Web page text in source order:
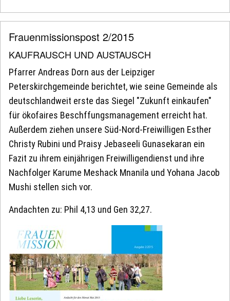
Frauenmissionspost 2/2015
KAUFRAUSCH UND AUSTAUSCH
Pfarrer Andreas Dorn aus der Leipziger
Peterskirchgemeinde berichtet, wie seine Gemeinde als
deutschlandweit erste das Siegel "Zukunft einkaufen"
für ökofaires Beschffungsmanagement erreicht hat.
Außerdem ziehen unsere Süd-Nord-Freiwilligen Esther
Christy Rubini und Praisy Jebaseeli Gunasekaran ein
Fazit zu ihrem einjährigen Freiwilligendienst und ihre
Nachfolger Karume Meshack Mnanila und Yohana Jacob
Mushi stellen sich vor.
Andachten zu: Phil 4,13 und Gen 32,27.